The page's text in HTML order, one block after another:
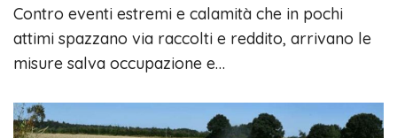
Contro eventi estremi e calamità che in pochi
attimi spazzano via raccolti e reddito, arrivano le
misure salva occupazione e…